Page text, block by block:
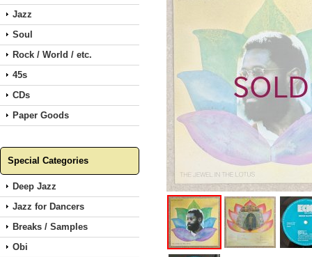
Jazz
Soul
Rock / World / etc.
45s
CDs
Paper Goods
Special Categories
Deep Jazz
Jazz for Dancers
Breaks / Samples
Obi